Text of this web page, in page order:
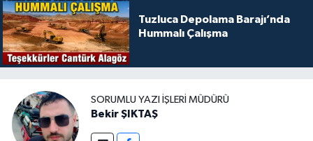
Tuzluca Depolama Barajı’nda
Hummalı Çalışma
SORUMLU YAZI İŞLERI MÜDÜRÜ
Bekir ŞIKTAŞ